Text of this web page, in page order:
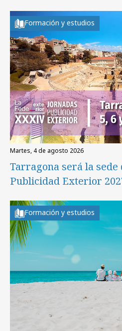
Formación y estudios
martes, 4 de agosto 2026
Tarragona será la sede
Publicidad Exterior
Formación y estudios